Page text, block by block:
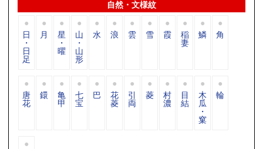
自然・文様紋
日
・
日
足
月 星
・
曜
山
・
山
形
水 浪 雲 雪 霞 稲
妻
鱗 角
唐
花
鐶 亀
甲
七
宝
巴 花
菱
引
両
菱 村
濃
目
結
木
瓜
・
窠
輪